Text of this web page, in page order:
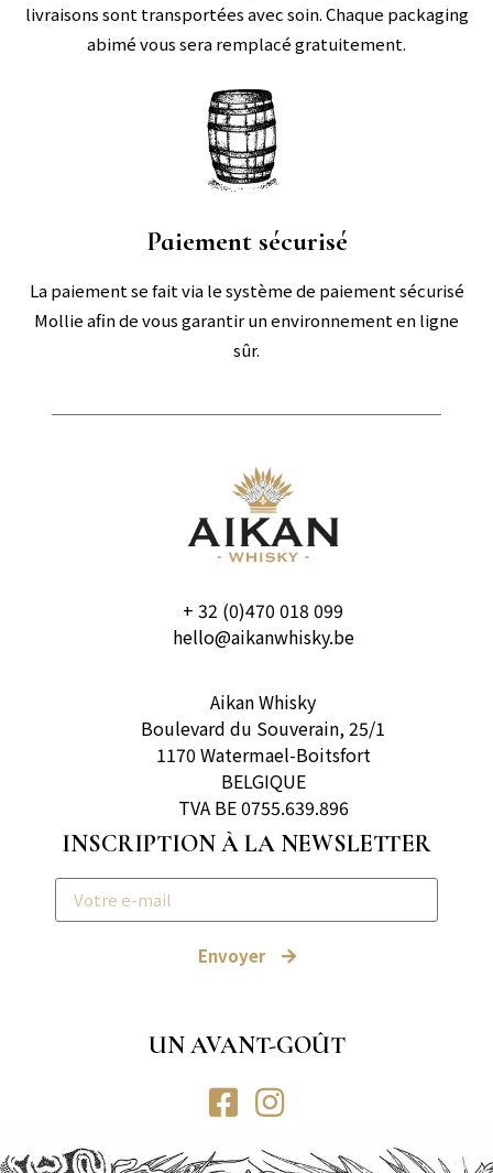
livraisons sont transportées avec soin. Chaque packaging
abimé vous sera remplacé gratuitement.
Paiement sécurisé
La paiement se fait via le système de paiement sécurisé
Mollie afin de vous garantir un environnement en ligne
sûr.
+ 32 (0)470 018 099
hello@aikanwhisky.be
Aikan Whisky
Boulevard du Souverain, 25/1
1170 Watermael-Boitsfort
BELGIQUE
TVA BE 0755.639.896
INSCRIPTION À LA NEWSLETTER
Envoyer
UN AVANT-GOÛT